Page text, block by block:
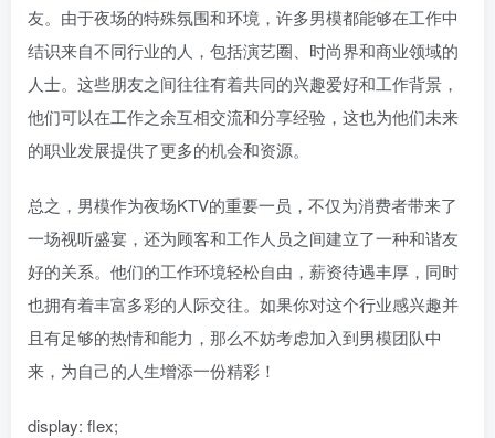
友。由于夜场的特殊氛围和环境，许多男模都能够在工作中
结识来自不同行业的人，包括演艺圈、时尚界和商业领域的
人士。这些朋友之间往往有着共同的兴趣爱好和工作背景，
他们可以在工作之余互相交流和分享经验，这也为他们未来
的职业发展提供了更多的机会和资源。
总之，男模作为夜场KTV的重要一员，不仅为消费者带来了
一场视听盛宴，还为顾客和工作人员之间建立了一种和谐友
好的关系。他们的工作环境轻松自由，薪资待遇丰厚，同时
也拥有着丰富多彩的人际交往。如果你对这个行业感兴趣并
且有足够的热情和能力，那么不妨考虑加入到男模团队中
来，为自己的人生增添一份精彩！
display: flex;